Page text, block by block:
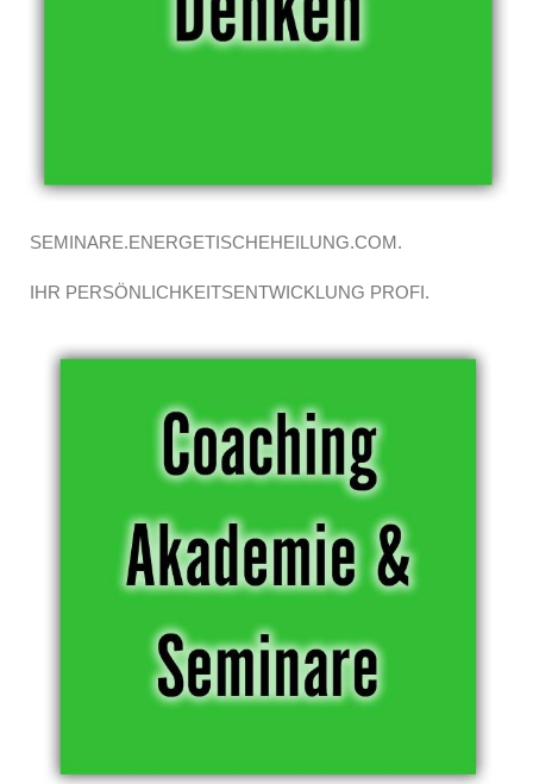
SEMINARE.ENERGETISCHEHEILUNG.COM.
IHR PERSÖNLICHKEITSENTWICKLUNG PROFI.